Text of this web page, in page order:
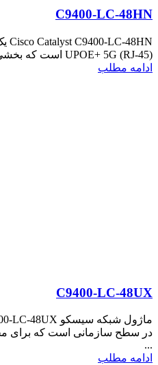
C9400-LC-48HN
UPOE+ 5G (RJ-45) است که بخشی از سری معتبر Cisco Cataly...
ادامه مطلب
C9400-LC-48UX
در سطح سازمانی است که برای
...
ادامه مطلب